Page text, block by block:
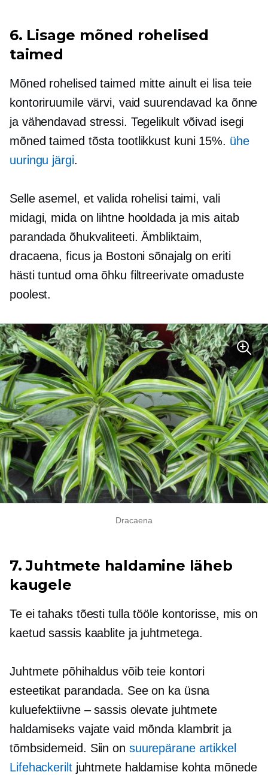
6. Lisage mõned rohelised
taimed
Mõned rohelised taimed mitte ainult ei lisa teie
kontoriruumile värvi, vaid suurendavad ka õnne
ja vähendavad stressi. Tegelikult võivad isegi
mõned taimed tõsta tootlikkust kuni 15%. ühe
uuringu järgi.
Selle asemel, et valida rohelisi taimi, vali
midagi, mida on lihtne hooldada ja mis aitab
parandada õhukvaliteeti. Ämbliktaim,
dracaena, ficus ja Bostoni sõnajalg on eriti
hästi tuntud oma õhku filtreerivate omaduste
poolest.
Dracaena
7. Juhtmete haldamine läheb
kaugele
Te ei tahaks tõesti tulla tööle kontorisse, mis on
kaetud sassis kaablite ja juhtmetega.
Juhtmete põhihaldus võib teie kontori
esteetikat parandada. See on ka üsna
kuluefektiivne – sassis olevate juhtmete
haldamiseks vajate vaid mõnda klambrit ja
tõmbsidemeid. Siin on suurepärane artikkel
Lifehackeriltjuhtmete haldamise kohta mõnede